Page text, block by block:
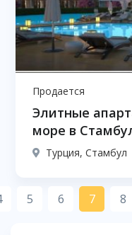
Продается
Элитные
море в
Турция, Стамбул
5 6 7 8